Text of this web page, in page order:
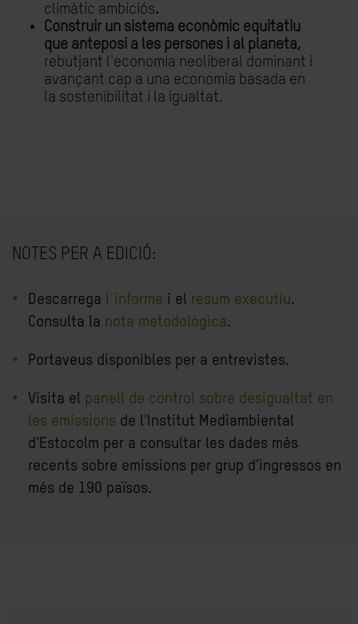
climàtic ambiciós.
Construir un sistema econòmic equitatiu
que anteposi a les persones i al planeta,
rebutjant l'economia neoliberal dominant i
avançant cap a una economia basada en
la sostenibilitat i la igualtat.
NOTES PER A EDICIÓ:
Descarrega l´informe i el resum executiu.
Consulta la nota metodològica.
Portaveus disponibles per a entrevistes.
Visita el panell de control sobre desigualtat en
les emissions de l'Institut Mediambiental
d'Estocolm per a consultar les dades més
recents sobre emissions per grup d'ingressos en
més de 190 països.